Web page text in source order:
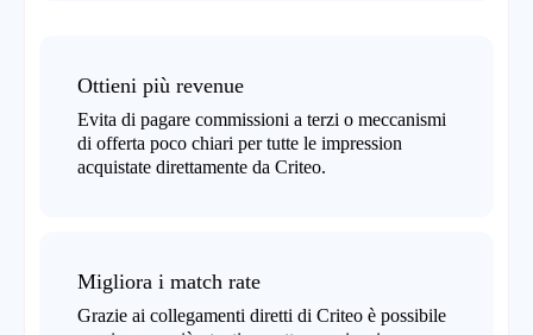
Ottieni più revenue
Evita di pagare commissioni a terzi o meccanismi
di offerta poco chiari per tutte le impression
acquistate direttamente da Criteo.
Migliora i match rate
Grazie ai collegamenti diretti di Criteo è possibile